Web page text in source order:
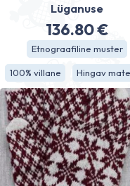
Lüganuse
136.80€
Etnograafiline muster
100% villane Hingav